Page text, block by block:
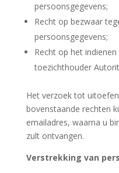
persoonsgegevens;
Recht op bezwaar
persoonsgegevens;
Recht op het
toezichthouder
Het verzoek tot
bovenstaande rechten
emailadres, waarna u
zult ontvangen.
Verstrekking van